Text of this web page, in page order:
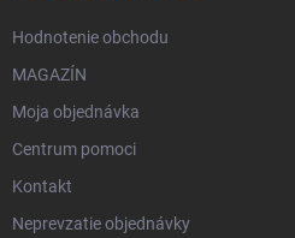
Hodnotenie obchodu
MAGAZÍN
Moja objednávka
Centrum pomoci
Kontakt
Neprevzatie objednávky